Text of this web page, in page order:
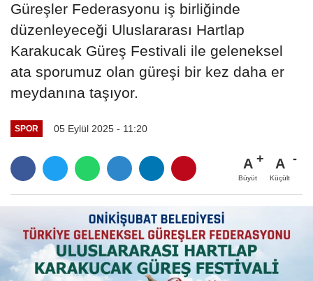
Güreşler Federasyonu iş birliğinde
düzenleyeceği Uluslararası Hartlap
Karakucak Güreş Festivali ile geleneksel
ata sporumuz olan güreşi bir kez daha er
meydanına taşıyor.
SPOR 05 Eylül 2025 - 11:20
A
Büyüt
A
Küçült